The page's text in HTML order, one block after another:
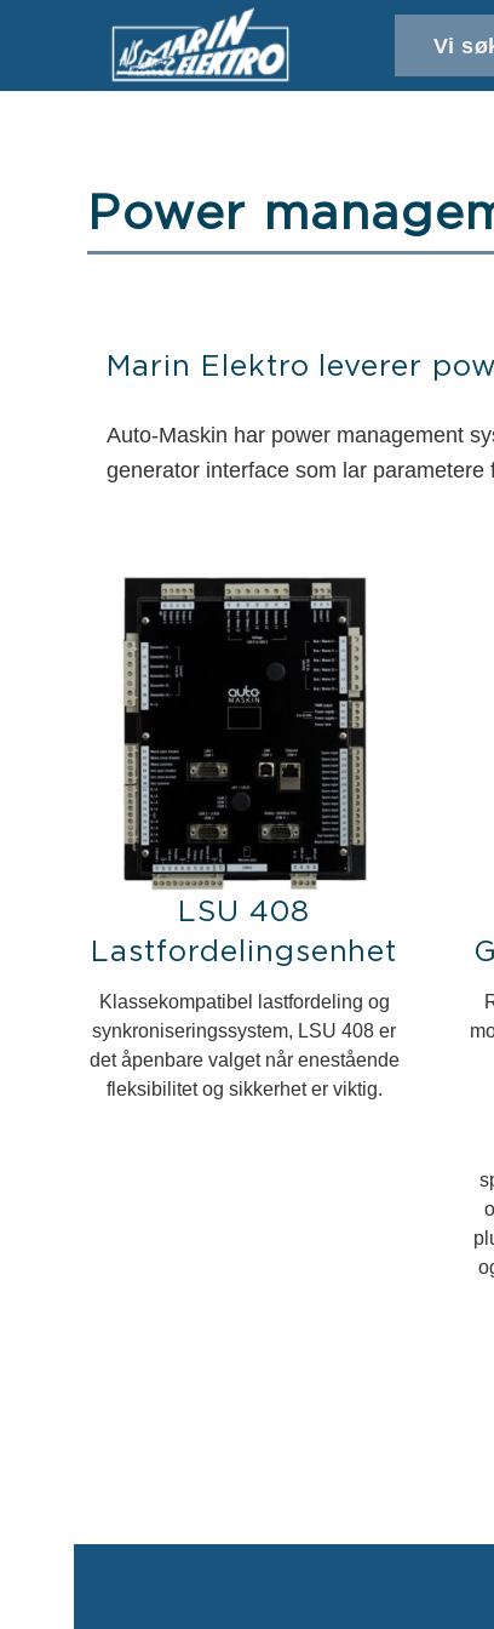
Vi
Power
Marin Elektro leverer
Auto-Maskin har power management
generator interface som lar
LSU 408
Lastfordelingsenhet
Klassekompatibel lastfordeling og
synkroniseringssystem, LSU 408 er
det åpenbare valget når enestående
fleksibilitet og sikkerhet er viktig.